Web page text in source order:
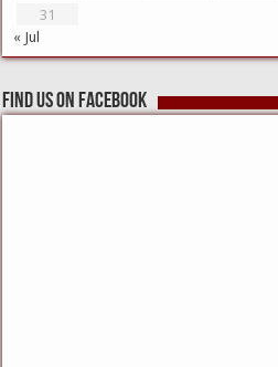
31
« Jul
Find us on Facebook